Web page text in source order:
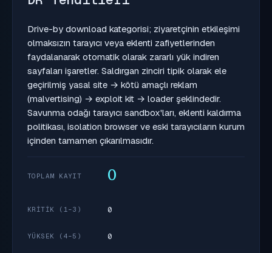
Drive-by download kategorisi; ziyaretçinin etkileşimi
olmaksızın tarayıcı veya eklenti zafiyetlerinden
faydalanarak otomatik olarak zararlı yük indiren
sayfaları işaretler. Saldırgan zinciri tipik olarak ele
geçirilmiş yasal site → kötü amaçlı reklam
(malvertising) → exploit kit → loader şeklindedir.
Savunma odağı tarayıcı sandbox'ları, eklenti kaldırma
politikası, isolation browser ve eski tarayıcıların kurum
içinden tamamen çıkarılmasıdır.
TOPLAM KAYIT 0
KRITIK (1–3) 0
YÜKSEK (4–5) 0